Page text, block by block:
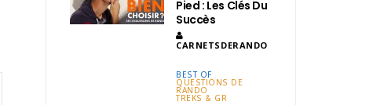
Pied : Les Clés Du
Succès
CARNETSDERANDO
BEST OF
QUESTIONS DE
RANDO
TREKS & GR